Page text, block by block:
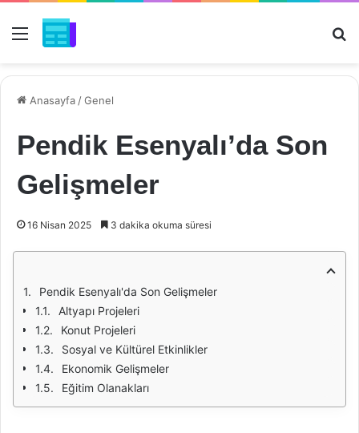
Menü
Anasayfa /Genel
Pendik Esenyalı’da Son
Gelişmeler
16 Nisan 2025 3 dakika okuma süresi
Pendik Esenyalı'da Son Gelişmeler
Altyapı Projeleri
Konut Projeleri
Sosyal ve Kültürel Etkinlikler
Ekonomik Gelişmeler
Eğitim Olanakları